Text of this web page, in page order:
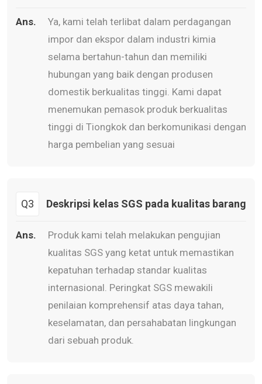
Ans.
Ya, kami telah terlibat dalam perdagangan
impor dan ekspor dalam industri kimia
selama bertahun-tahun dan memiliki
hubungan yang baik dengan produsen
domestik berkualitas tinggi. Kami dapat
menemukan pemasok produk berkualitas
tinggi di Tiongkok dan berkomunikasi dengan
harga pembelian yang sesuai
Q3 Deskripsi kelas SGS pada kualitas barang
Ans.
Produk kami telah melakukan pengujian
kualitas SGS yang ketat untuk memastikan
kepatuhan terhadap standar kualitas
internasional. Peringkat SGS mewakili
penilaian komprehensif atas daya tahan,
keselamatan, dan persahabatan lingkungan
dari sebuah produk.